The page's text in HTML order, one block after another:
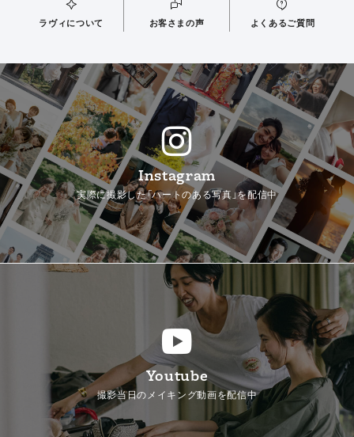
ラヴィについて お客さまの声 よくあるご質問
Instagram
実際に撮影した「ハートのある写真」を配信中
Youtube
撮影当日のメイキング動画を配信中